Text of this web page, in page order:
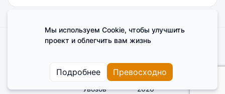
Увозов 2026
Поделиться мнением о сайте
Пользовательское соглашение
Мы используем Cookie, чтобы улучшить
проект и облегчить вам жизнь
Подробнее Превосходно